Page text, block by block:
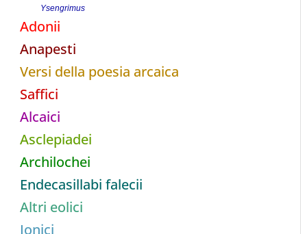
Ysengrimus
Adonii
Anapesti
Versi della poesia arcaica
Saffici
Alcaici
Asclepiadei
Archilochei
Endecasillabi falecii
Altri eolici
Ionici